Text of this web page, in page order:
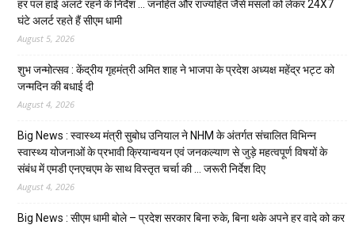
हर पल हाई अलर्ट रहने के निर्देश … जनहित और राज्यहित जैसे मसलों को लेकर 24X7
घंटे अलर्ट रहते हैं सीएम धामी
August 5, 2026
शुभ जन्मोत्सव : केंद्रीय गृहमंत्री अमित शाह ने भाजपा के प्रदेश अध्यक्ष महेंद्र भट्ट को
जन्मदिन की बधाई दी
August 4, 2026
Big News : स्वास्थ्य मंत्री सुबोध उनियाल ने NHM के अंतर्गत संचालित विभिन्न
स्वास्थ्य योजनाओं के प्रभावी क्रियान्वयन एवं जनकल्याण से जुड़े महत्वपूर्ण विषयों के
संबंध में एमडी एनएचएम के साथ विस्तृत चर्चा की … जरूरी निर्देश दिए
August 4, 2026
Big News : सीएम धामी बोले – प्रदेश सरकार बिना रुके, बिना थके अपने हर वादे को कर